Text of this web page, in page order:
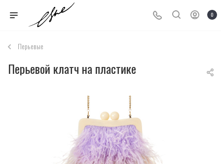
0
Перьевые
Перьевой клатч на пластике